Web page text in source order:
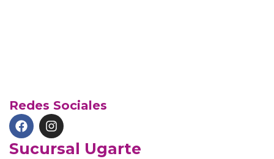
Redes Sociales
Sucursal Ugarte